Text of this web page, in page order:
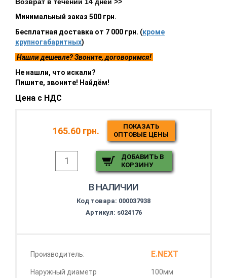
Минимальный заказ 500 грн.
Бесплатная доставка от 7 000 грн. (кроме
крупногабаритных)
Нашли дешевле? Звоните, договоримся!
Не нашли, что искали?
Пишите, звоните! Найдём!
Цена с НДС
165.60 грн.
ПОКАЗАТЬ
ОПТОВЫЕ ЦЕНЫ
ДОБАВИТЬ В
КОРЗИНУ
В НАЛИЧИИ
Код товара: 000037938
Артикул: s024176
Производитель: E.NEXT
Наружный диаметр 100мм